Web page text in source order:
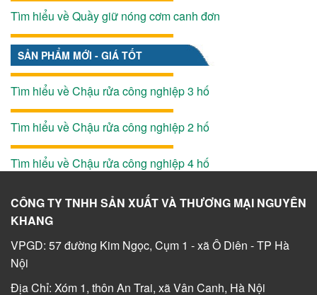
Tìm hiểu về Quầy giữ nóng cơm canh đơn
SẢN PHẨM MỚI - GIÁ TỐT
Tìm hiểu về Chậu rửa công nghiệp 3 hố
Tìm hiểu về Chậu rửa công nghiệp 2 hố
Tìm hiểu về Chậu rửa công nghiệp 4 hố
CÔNG TY TNHH SẢN XUẤT VÀ THƯƠNG MẠI NGUYÊN
KHANG
VPGD: 57 đường Kim Ngọc, Cụm 1 - xã Ô Diên - TP Hà
Nội
Địa Chỉ: Xóm 1, thôn An Trai, xã Vân Canh, Hà Nội